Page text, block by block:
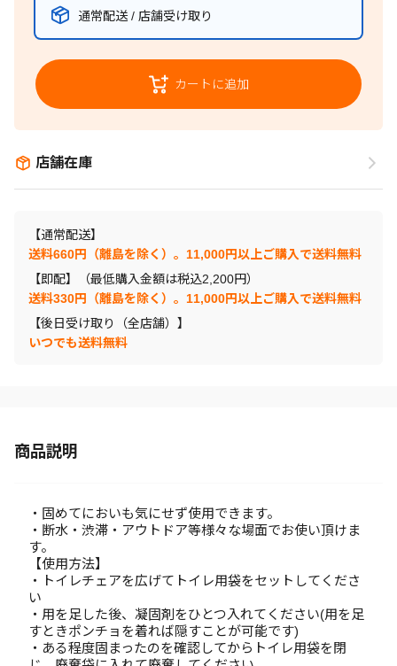
通常配送 / 店舗受け取り
カートに追加
店舗在庫
【通常配送】
送料660円（離島を除く）。11,000円以上ご購入で送料無料
【即配】（最低購入金額は税込2,200円）
送料330円（離島を除く）。11,000円以上ご購入で送料無料
【後日受け取り（全店舗）】
いつでも送料無料
商品説明
・固めてにおいも気にせず使用できます。
・断水・渋滞・アウトドア等様々な場面でお使い頂けま
す。
【使用方法】
・トイレチェアを広げてトイレ用袋をセットしてくださ
い
・用を足した後、凝固剤をひとつ入れてください(用を足
すときポンチョを着れば隠すことが可能です)
・ある程度固まったのを確認してからトイレ用袋を閉